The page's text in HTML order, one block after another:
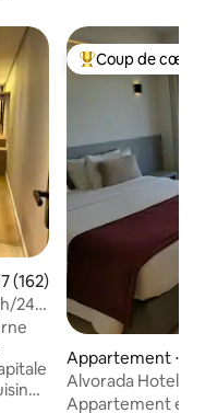
moyenne sur la
(162)
24
Coups de cœur
Coup de cœur
Appartement ⋅
Alvorada Hotel -
Monumental
Appartement